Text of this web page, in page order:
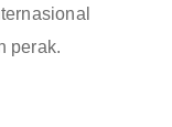
perak.